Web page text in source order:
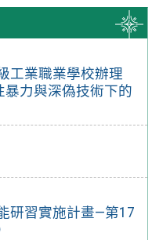
工業職業學校辦理
暴力與深偽技術下的
研習實施計畫—第17